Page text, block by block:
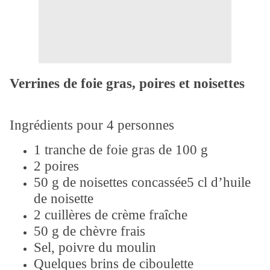
Verrines de foie gras, poires et noisettes
Ingrédients pour 4 personnes
1 tranche de foie gras de 100 g
2 poires
50 g de noisettes concassée5 cl d’huile
de noisette
2 cuillères de crème fraîche
50 g de chèvre frais
Sel, poivre du moulin
Quelques brins de ciboulette